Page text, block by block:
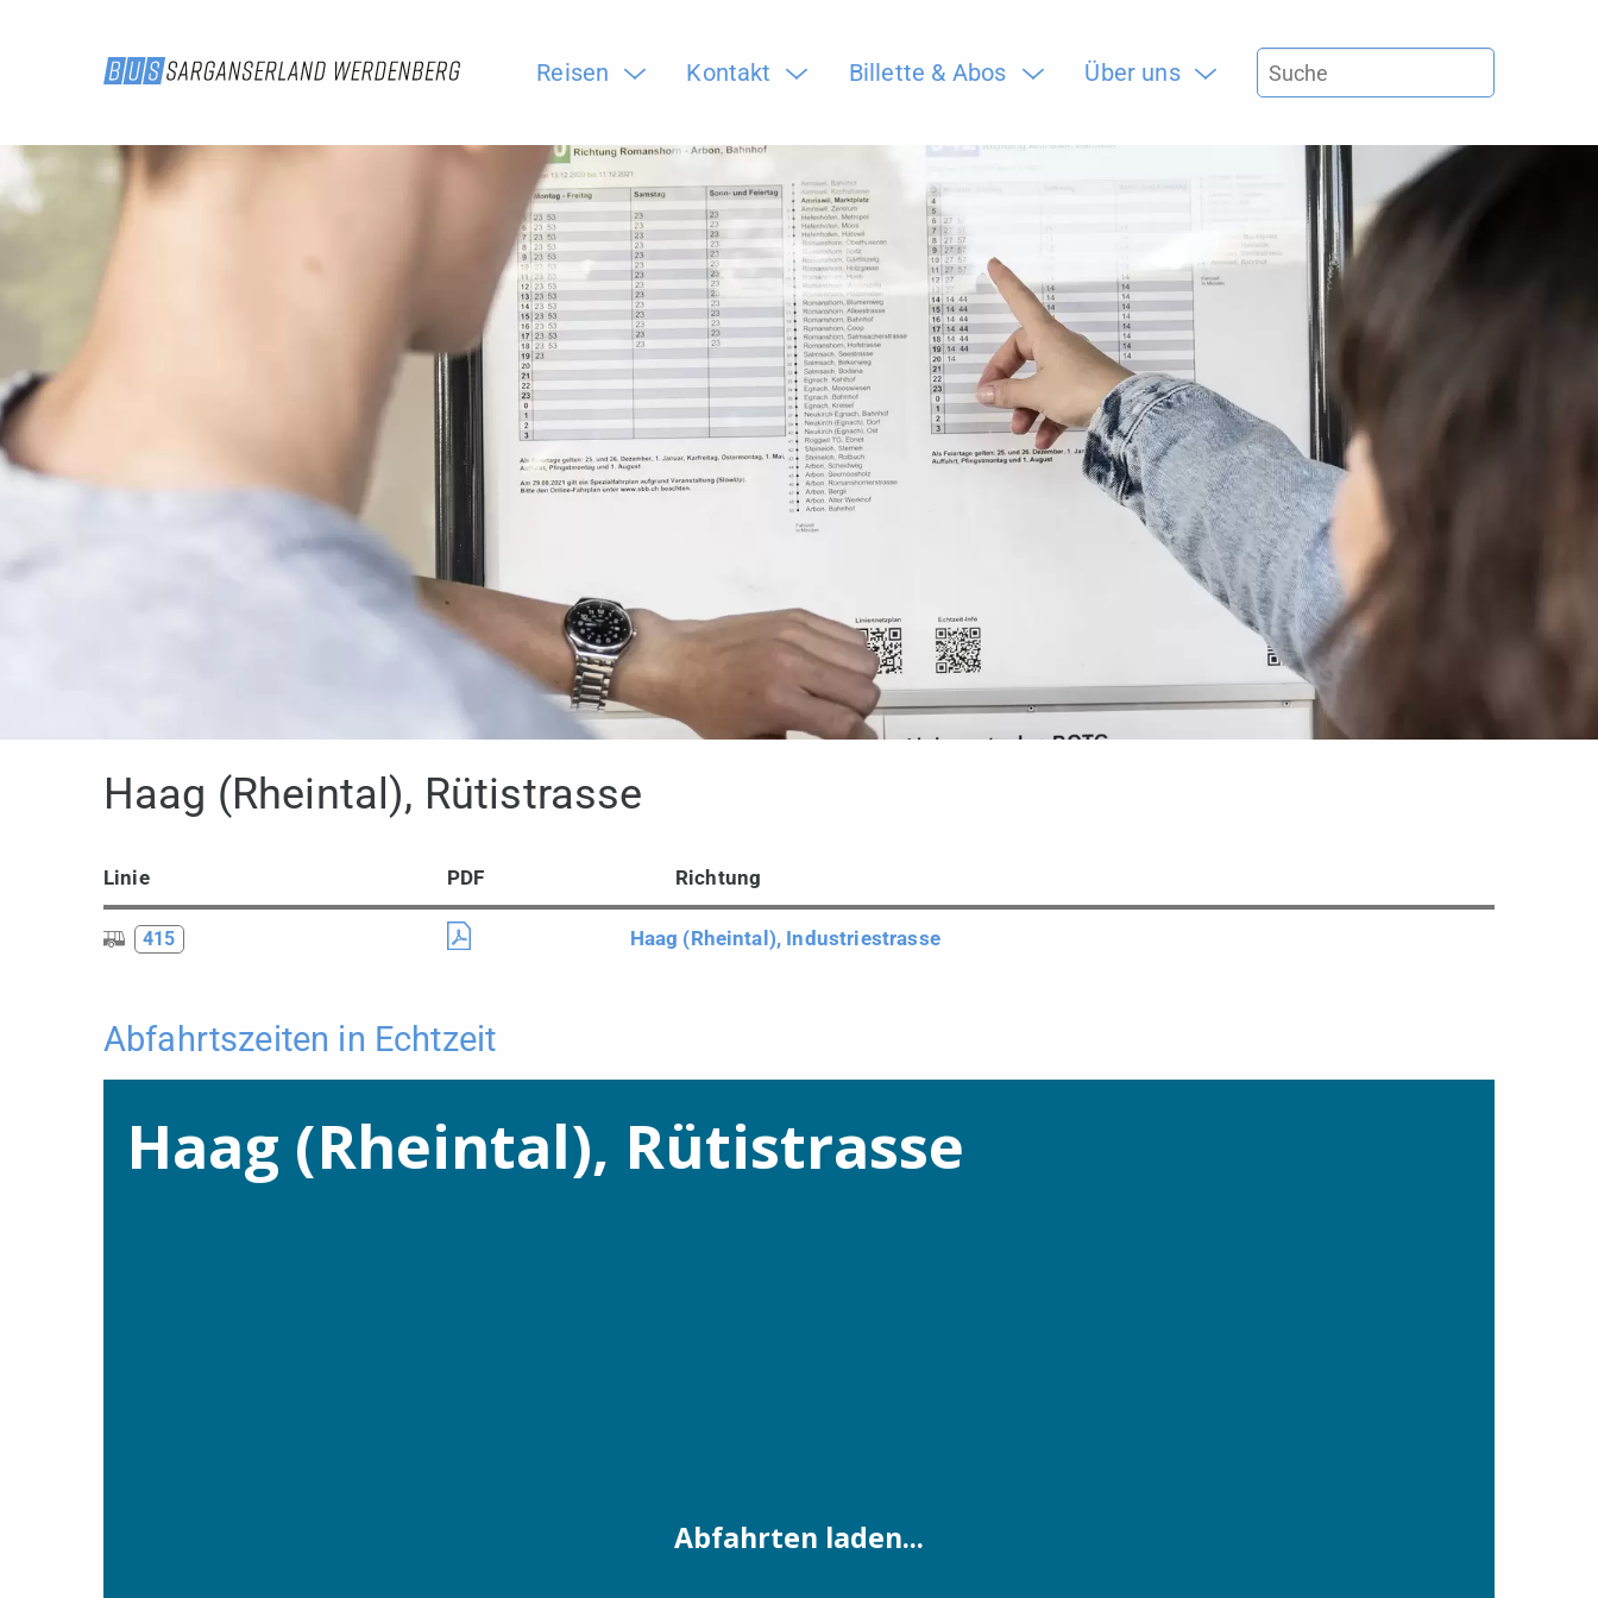
Reisen Kontakt Billette & Abos Über uns
Haag (Rheintal), Rütistrasse
Linie PDF Richtung
415 Haag (Rheintal), Industriestrasse
Abfahrtszeiten in Echtzeit